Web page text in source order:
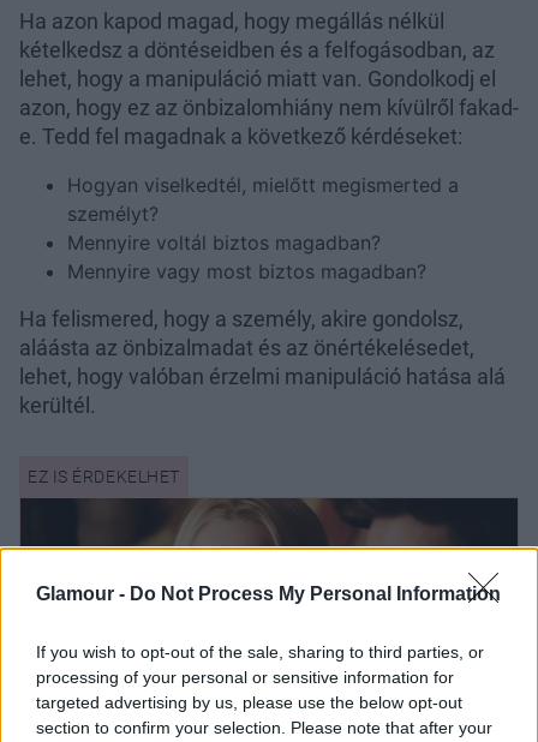
Glamour - Do Not Process My Personal Information
If you wish to opt-out of the sale, sharing to third parties, or
processing of your personal or sensitive information for
targeted advertising by us, please use the below opt-out
section to confirm your selection. Please note that after your
Ha azon kapod magad, hogy megállás nélkül
kételkedsz a döntéseidben és a felfogásodban, az
lehet, hogy a manipuláció miatt van. Gondolkodj el
azon, hogy ez az önbizalomhiány nem kívülről fakad-
e. Tedd fel magadnak a következő kérdéseket:
Hogyan viselkedtél, mielőtt megismerted a
személyt?
Mennyire voltál biztos magadban?
Mennyire vagy most biztos magadban?
Ha felismered, hogy a személy, akire gondolsz,
aláásta az önbizalmadat és az önértékelésedet,
lehet, hogy valóban érzelmi manipuláció hatása alá
kerültél.